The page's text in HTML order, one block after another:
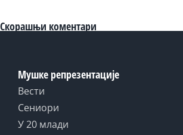
Скорашњи коментари
Мушке репрезентације
Вести
Сениори
У 20 млади